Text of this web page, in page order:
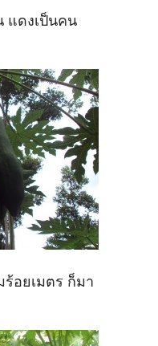
ดงเป็นคน
มตร ก็มา